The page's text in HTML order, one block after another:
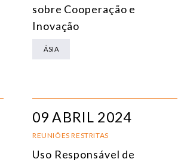
EUROPA
AGRO
CULTURA E RELAÇÕES INTERNACIONAIS
DEFESA E SEGURANÇA INTERNACIONAL
TODOS
sobre Cooperação e
Inovação
ÁSIA
09 ABRIL 2024
REUNIÕES RESTRITAS
Uso Responsável de